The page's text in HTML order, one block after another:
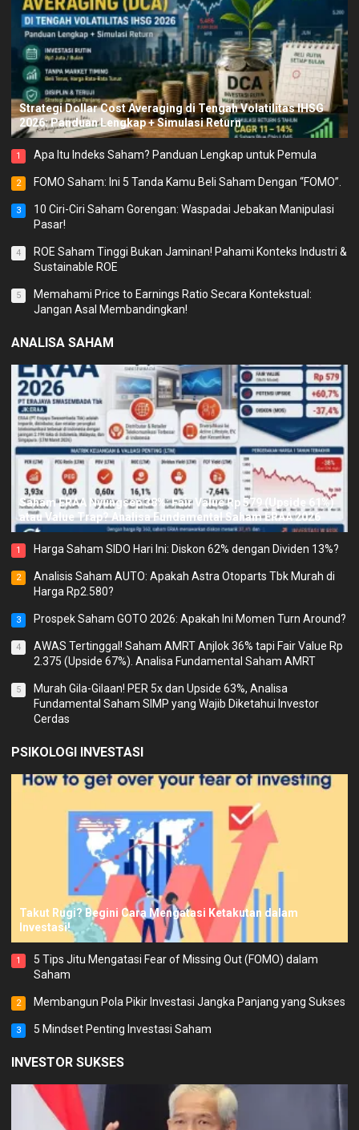
Strategi Dollar Cost Averaging di Tengah Volatilitas IHSG
2026: Panduan Lengkap + Simulasi Return
1 Apa Itu Indeks Saham? Panduan Lengkap untuk Pemula
2 FOMO Saham: Ini 5 Tanda Kamu Beli Saham Dengan “FOMO”.
3
10 Ciri-Ciri Saham Gorengan: Waspadai Jebakan Manipulasi
Pasar!
4
ROE Saham Tinggi Bukan Jaminan! Pahami Konteks Industri &
Sustainable ROE
5
Memahami Price to Earnings Ratio Secara Kontekstual:
Jangan Asal Membandingkan!
ANALISA SAHAM
Saham ERAA Nyungsep 38%: Fair Value Rp 579 (Upside 61%)
atau Value Trap? Analisa Fundamental Saham ERAA 2026
1 Harga Saham SIDO Hari Ini: Diskon 62% dengan Dividen 13%?
2
Analisis Saham AUTO: Apakah Astra Otoparts Tbk Murah di
Harga Rp2.580?
3 Prospek Saham GOTO 2026: Apakah Ini Momen Turn Around?
4
AWAS Tertinggal! Saham AMRT Anjlok 36% tapi Fair Value Rp
2.375 (Upside 67%). Analisa Fundamental Saham AMRT
5
Murah Gila-Gilaan! PER 5x dan Upside 63%, Analisa
Fundamental Saham SIMP yang Wajib Diketahui Investor
Cerdas
PSIKOLOGI INVESTASI
Takut Rugi? Begini Cara Mengatasi Ketakutan dalam
Investasi!
1
5 Tips Jitu Mengatasi Fear of Missing Out (FOMO) dalam
Saham
2 Membangun Pola Pikir Investasi Jangka Panjang yang Sukses
3 5 Mindset Penting Investasi Saham
INVESTOR SUKSES